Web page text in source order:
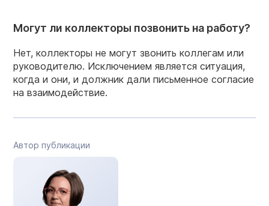
Могут ли коллекторы позвонить на работу?
Нет, коллекторы не могут звонить коллегам или
руководителю. Исключением является ситуация,
когда и они, и должник дали письменное согласие
на взаимодействие.
Автор публикации